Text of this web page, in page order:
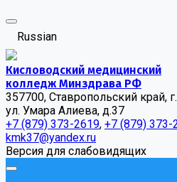
Russian
Кисловодский медицинский
колледж Минздрава РФ
357700, Ставропольский край,
ул. Умара Алиева, д.37
+7 (879) 373-2619, +7 (879) 373-
kmk37@yandex.ru
Версия для слабовидящих